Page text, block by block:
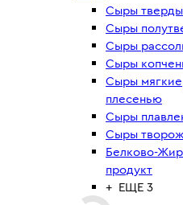
Сыры
Сыры
Сыры
Сыры
Сыры
плесенью
Сыры
Сыры
Белково-
продукт
+ ЕЩЕ 3